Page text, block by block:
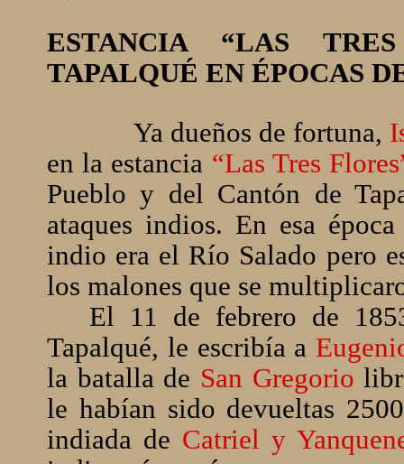
ESTANCIA “LAS
TAPALQUÉ EN ÉPOCAS
Ya dueños de fortuna,
en la estancia “Las Tres
Pueblo y del Cantón de
ataques indios. En esa
indio era el Río Salado pero
los malones que se
El 11 de febrero de
Tapalqué, le escribía a
la batalla de San Gregorio
le habían sido devueltas
indiada de Catriel y